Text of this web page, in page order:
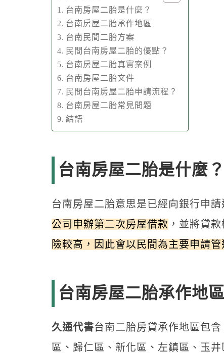
台南房屋二胎是什麼？
台南房屋二胎承作地區
台南民間二胎方案
民間台南房屋二胎的優點？
台南房屋二胎真實案例
台南房屋二胎文件
民間台南房屋二胎申請流程？
台南房屋二胎常見問題
結語
台南房屋二胎是什麼？
台南房屋二胎意思是已經向銀行申請
公司申辦第二次房屋借款 ，並將貸
險較高，因此會以民間為主要申請管
台南房屋二胎承作地區
久通代書台南二胎房貸承作地區包
區、歸仁區、新化區、左鎮區、玉